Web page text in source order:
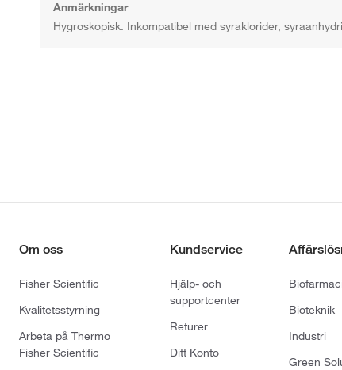
Anmärkningar
Hygroskopisk. Inkompatibel med syraklorider,
Om oss
Fisher Scientific
Kvalitetsstyrning
Arbeta på Thermo
Fisher Scientific
Kundservice
Hjälp- och
supportcenter
Returer
Ditt Konto
Bioteknik
Industri
Green